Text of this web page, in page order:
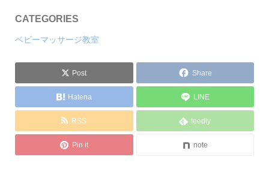
CATEGORIES
ベビーマッサージ教室
Post Share
Hatena LINE
RSS feedly
Pin it note